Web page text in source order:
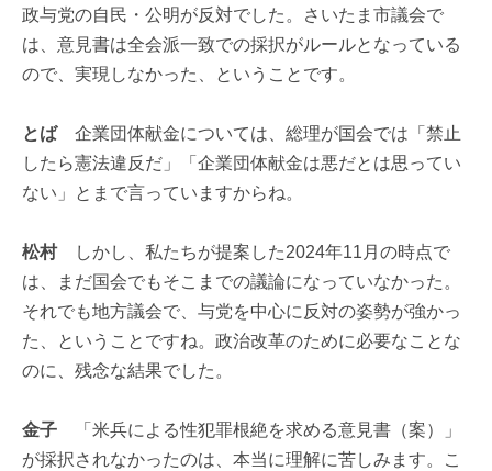
政与党の自民・公明が反対でした。さいたま市議会で
は、意見書は全会派一致での採択がルールとなっている
ので、実現しなかった、ということです。
とば企業団体献金については、総理が国会では「禁止
したら憲法違反だ」「企業団体献金は悪だとは思ってい
ない」とまで言っていますからね。
松村
しかし、私たちが提案した2024年11月の時点で
は、まだ国会でもそこまでの議論になっていなかった。
それでも地方議会で、与党を中心に反対の姿勢が強かっ
た、ということですね。政治改革のために必要なことな
のに、残念な結果でした。
金子
「米兵による性犯罪根絶を求める意見書（案）」
が採択されなかったのは、本当に理解に苦しみます。こ